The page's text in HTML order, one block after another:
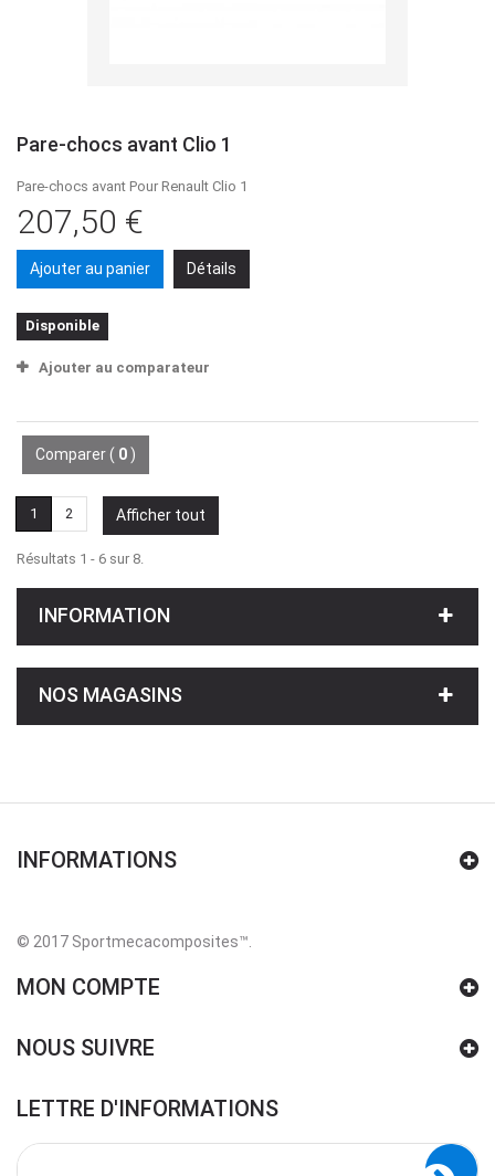
Pare-chocs avant Clio 1
Pare-chocs avant Pour Renault Clio 1
207,50 €
Ajouter au panier Détails
Disponible
Ajouter au comparateur
Comparer ( 0 )
Afficher tout
1 2
Résultats 1 - 6 sur 8.
INFORMATION
NOS MAGASINS
INFORMATIONS
© 2017 Sportmecacomposites™
MON COMPTE
NOUS SUIVRE
LETTRE D'INFORMATIONS